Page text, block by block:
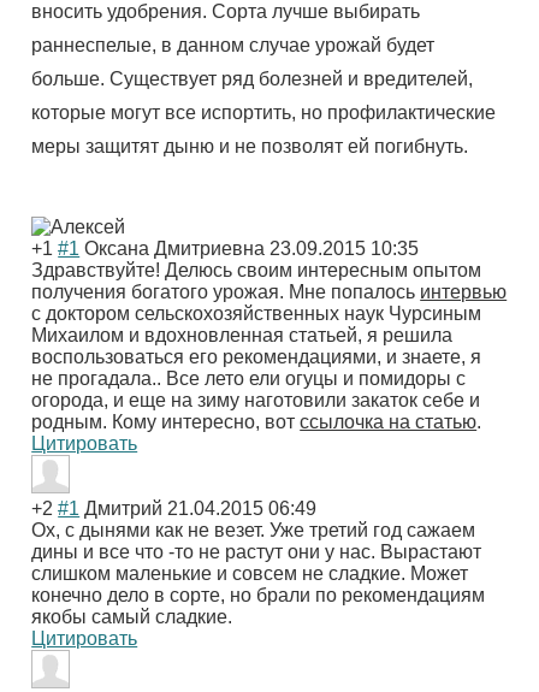
вносить удобрения. Сорта лучше выбирать
раннеспелые, в данном случае урожай будет
больше. Существует ряд болезней и вредителей,
которые могут все испортить, но профилактические
меры защитят дыню и не позволят ей погибнуть.
+1 #1 Оксана Дмитриевна 23.09.2015 10:35
Здравствуйте! Делюсь своим интересным опытом
получения богатого урожая. Мне попалось интервью
с доктором сельскохозяйственных наук Чурсиным
Михаилом и вдохновленная статьей, я решила
воспользоваться его рекомендациями, и знаете, я
не прогадала.. Все лето ели огуцы и помидоры с
огорода, и еще на зиму наготовили закаток себе и
родным. Кому интересно, вотссылочка на статью.
Цитировать
+2 #1 Дмитрий 21.04.2015 06:49
Ох, с дынями как не везет. Уже третий год сажаем
дины и все что -то не растут они у нас. Вырастают
слишком маленькие и совсем не сладкие. Может
конечно дело в сорте, но брали по рекомендациям
якобы самый сладкие.
Цитировать